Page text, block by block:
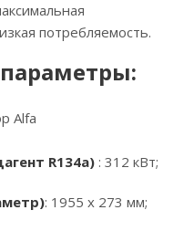
потребляемость.
R134a) : 312 кВт;
: 1955 x 273 мм;